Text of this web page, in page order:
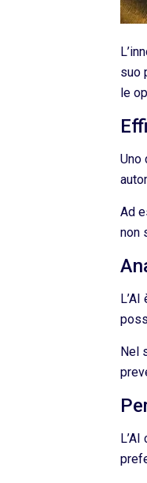
suo
le
Uno
Ad
non
Nel